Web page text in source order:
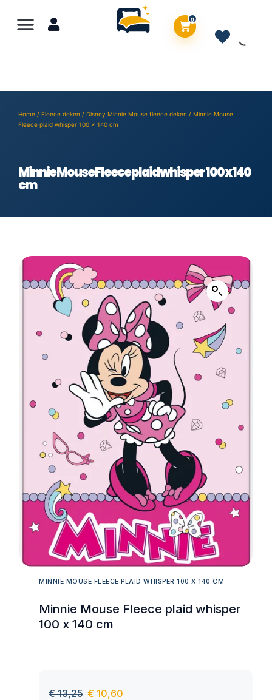
0
Home / Fleece deken / Disney Minnie Mouse fleece deken / Minnie Mouse
Fleece plaid whisper 100 x 140 cm
Minnie Mouse Fleece plaid whisper 100 x 140
cm
MINNIE MOUSE FLEECE PLAID WHISPER 100 X 140 CM
Minnie Mouse Fleece plaid whisper
100 x 140 cm
€13,25 € 10,60